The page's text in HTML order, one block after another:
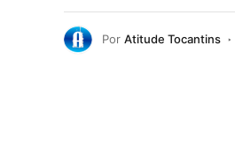
Por Atitude Tocantins